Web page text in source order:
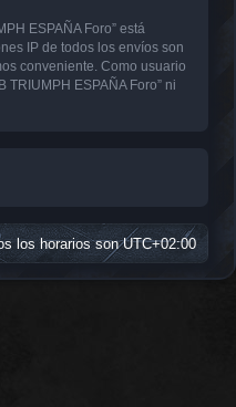
ESPAÑA Foro” está
IP de todos los envíos son
conveniente. Como usuario
ESPAÑA Foro” ni
los horarios sonUTC+02:00